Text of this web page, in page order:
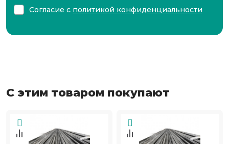
Согласие с политикой конфиденциальности
С этим товаром покупают